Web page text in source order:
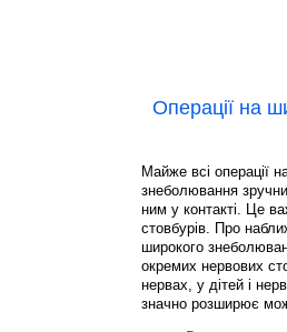
Операції на
Майже всі операції
знеболювання
ним у контакті. Це
стовбурів. Про
широкого
окремих нервових
нервах, у дітей і
значно розширює